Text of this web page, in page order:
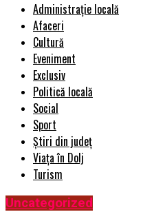
Administrație locală
Afaceri
Cultură
Eveniment
Exclusiv
Politică locală
Social
Sport
Știri din județ
Viața în Dolj
Turism
Uncategorized